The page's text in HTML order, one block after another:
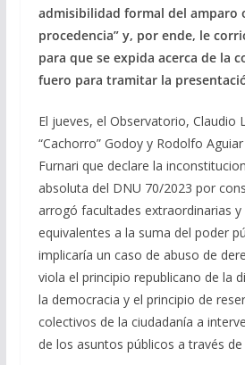
admisibilidad formal del amparo
procedencia” y, por ende, le
para que se expida acerca de la
fuero para tramitar la
El jueves, el Observatorio, Claudio
“Cachorro” Godoy y Rodolfo
Furnari que declare la
absoluta del DNU 70/2023 por
arrogó facultades extraordinarias y
equivalentes a la suma del poder
implicaría un caso de abuso de
viola el principio republicano de la
la democracia y el principio de
colectivos de la ciudadanía a
de los asuntos públicos a través